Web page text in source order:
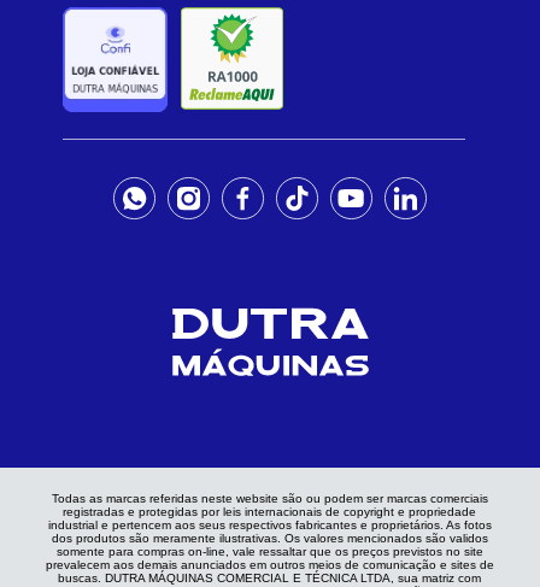
Todas as marcas referidas neste website são ou podem ser marcas comerciais
registradas e protegidas por leis internacionais de copyright e propriedade
industrial e pertencem aos seus respectivos fabricantes e proprietários. As fotos
dos produtos são meramente ilustrativas. Os valores mencionados são validos
somente para compras on-line, vale ressaltar que os preços previstos no site
prevalecem aos demais anunciados em outros meios de comunicação e sites de
buscas. DUTRA MÁQUINAS COMERCIAL E TÉCNICA LTDA, sua matriz com